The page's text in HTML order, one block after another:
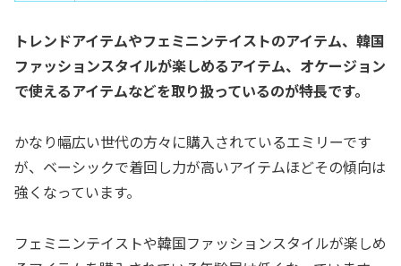
トレンドアイテムやフェミニンテイストのアイテム、韓国
ファッションスタイルが楽しめるアイテム、オケージョン
で使えるアイテムなどを取り扱っているのが特長です。
かなり幅広い世代の方々に購入されているエミリーです
が、ベーシックで着回し力が高いアイテムほどその傾向は
強くなっています。
フェミニンテイストや韓国ファッションスタイルが楽しめ